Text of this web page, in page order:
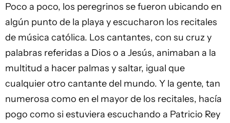
Poco a poco, los peregrinos se fueron ubicando en
algún punto de la playa y escucharon los recitales
de música católica. Los cantantes, con su cruz y
palabras referidas a Dios o a Jesús, animaban a la
multitud a hacer palmas y saltar, igual que
cualquier otro cantante del mundo. Y la gente, tan
numerosa como en el mayor de los recitales, hacía
pogo como si estuviera escuchando a Patricio Rey